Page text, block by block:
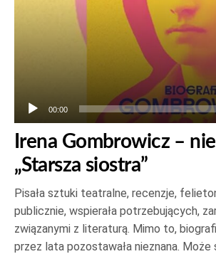
00:00
Irena Gombrowicz –
„Starsza siostra”
Pisała sztuki teatralne, recenzje,
publicznie, wspierała potrzebujących,
związanymi z literaturą. Mimo to,
przez lata pozostawała nieznana.